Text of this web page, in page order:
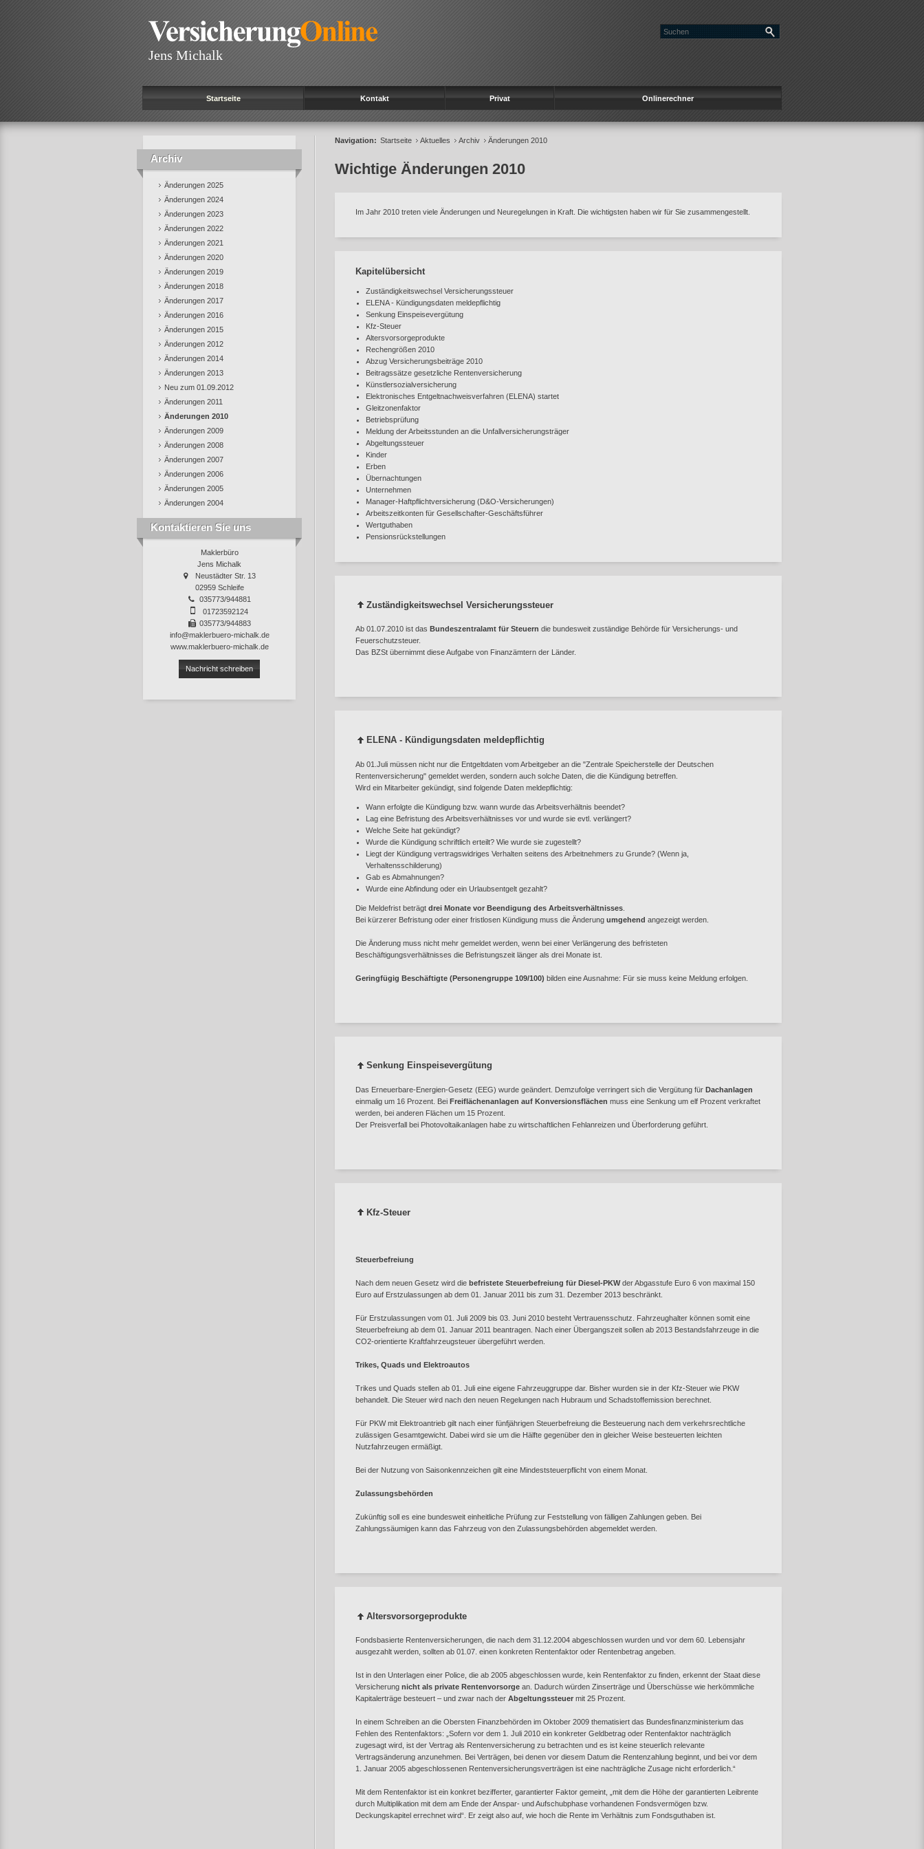
Jens Michalk
Startseite Kontakt Privat Onlinerechner
Archiv
Änderungen 2025
Änderungen 2024
Änderungen 2023
Änderungen 2022
Änderungen 2021
Änderungen 2020
Änderungen 2019
Änderungen 2018
Änderungen 2017
Änderungen 2016
Änderungen 2015
Änderungen 2012
Änderungen 2014
Änderungen 2013
Neu zum 01.09.2012
Änderungen 2011
Änderungen 2010
Änderungen 2009
Änderungen 2008
Änderungen 2007
Änderungen 2006
Änderungen 2005
Änderungen 2004
Kontaktieren Sie uns
Maklerbüro
Jens Michalk
Neustädter Str. 13
02959 Schleife
035773/944881
01723592124
035773/944883
info@maklerbuero-michalk.de
www.maklerbuero-michalk.de
Nachricht schreiben
Navigation: Startseite Aktuelles Archiv Änderungen 2010
Wichtige Änderungen 2010
Im Jahr 2010 treten viele Änderungen und Neuregelungen in Kraft. Die wichtigsten haben wir für Sie zusammengestellt.
Kapitelübersicht
Zuständigkeitswechsel Versicherungssteuer
ELENA - Kündigungsdaten meldepflichtig
Senkung Einspeisevergütung
Kfz-Steuer
Altersvorsorgeprodukte
Rechengrößen 2010
Abzug Versicherungsbeiträge 2010
Beitragssätze gesetzliche Rentenversicherung
Künstlersozialversicherung
Elektronisches Entgeltnachweisverfahren (ELENA) startet
Gleitzonenfaktor
Betriebsprüfung
Meldung der Arbeitsstunden an die Unfallversicherungsträger
Abgeltungssteuer
Kinder
Erben
Übernachtungen
Unternehmen
Manager-Haftpflichtversicherung (D&O-Versicherungen)
Arbeitszeitkonten für Gesellschafter-Geschäftsführer
Wertguthaben
Pensionsrückstellungen
Zuständigkeitswechsel Versicherungssteuer
Ab 01.07.2010 ist das Bundeszentralamt für Steuern die bundesweit zuständige Behörde für Versicherungs- und
Feuerschutzsteuer.
Das BZSt übernimmt diese Aufgabe von Finanzämtern der Länder.
ELENA - Kündigungsdaten meldepflichtig
Ab 01.Juli müssen nicht nur die Entgeltdaten vom Arbeitgeber an die "Zentrale Speicherstelle der Deutschen
Rentenversicherung" gemeldet werden, sondern auch solche Daten, die die Kündigung betreffen.
Wird ein Mitarbeiter gekündigt, sind folgende Daten meldepflichtig:
Wann erfolgte die Kündigung bzw. wann wurde das Arbeitsverhältnis beendet?
Lag eine Befristung des Arbeitsverhältnisses vor und wurde sie evtl. verlängert?
Welche Seite hat gekündigt?
Wurde die Kündigung schriftlich erteilt? Wie wurde sie zugestellt?
Liegt der Kündigung vertragswidriges Verhalten seitens des Arbeitnehmers zu Grunde? (Wenn ja,
Verhaltensschilderung)
Gab es Abmahnungen?
Wurde eine Abfindung oder ein Urlaubsentgelt gezahlt?
Die Meldefrist beträgt drei Monate vor Beendigung des Arbeitsverhältnisses
Bei kürzerer Befristung oder einer fristlosen Kündigung muss die Änderung umgehend angezeigt werden.
Die Änderung muss nicht mehr gemeldet werden, wenn bei einer Verlängerung des befristeten
Beschäftigungsverhältnisses die Befristungszeit länger als drei Monate ist.
Geringfügig Beschäftigte (Personengruppe 109/100) bilden eine Ausnahme: Für sie muss keine Meldung erfolgen.
Senkung Einspeisevergütung
Das Erneuerbare-Energien-Gesetz (EEG) wurde geändert. Demzufolge verringert sich die Vergütung für Dachanlagen
einmalig um 16 Prozent. Bei Freiflächenanlagen auf Konversionsflächen muss eine Senkung um elf Prozent verkraftet
werden, bei anderen Flächen um 15 Prozent.
Der Preisverfall bei Photovoltaikanlagen habe zu wirtschaftlichen Fehlanreizen und Überforderung geführt.
Kfz-Steuer
Steuerbefreiung
Nach dem neuen Gesetz wird die befristete Steuerbefreiung für Diesel-PKWder Abgasstufe Euro 6 von maximal 150
Euro auf Erstzulassungen ab dem 01. Januar 2011 bis zum 31. Dezember 2013 beschränkt.
Für Erstzulassungen vom 01. Juli 2009 bis 03. Juni 2010 besteht Vertrauensschutz. Fahrzeughalter können somit eine
Steuerbefreiung ab dem 01. Januar 2011 beantragen. Nach einer Übergangszeit sollen ab 2013 Bestandsfahrzeuge in die
CO2-orientierte Kraftfahrzeugsteuer übergeführt werden.
Trikes, Quads und Elektroautos
Trikes und Quads stellen ab 01. Juli eine eigene Fahrzeuggruppe dar. Bisher wurden sie in der Kfz-Steuer wie PKW
behandelt. Die Steuer wird nach den neuen Regelungen nach Hubraum und Schadstoffemission berechnet.
Für PKW mit Elektroantrieb gilt nach einer fünfjährigen Steuerbefreiung die Besteuerung nach dem verkehrsrechtliche
zulässigen Gesamtgewicht. Dabei wird sie um die Hälfte gegenüber den in gleicher Weise besteuerten leichten
Nutzfahrzeugen ermäßigt.
Bei der Nutzung von Saisonkennzeichen gilt eine Mindeststeuerpflicht von einem Monat.
Zulassungsbehörden
Zukünftig soll es eine bundesweit einheitliche Prüfung zur Feststellung von fälligen Zahlungen geben. Bei
Zahlungssäumigen kann das Fahrzeug von den Zulassungsbehörden abgemeldet werden.
Altersvorsorgeprodukte
Fondsbasierte Rentenversicherungen, die nach dem 31.12.2004 abgeschlossen wurden und vor dem 60. Lebensjahr
ausgezahlt werden, sollten ab 01.07. einen konkreten Rentenfaktor oder Rentenbetrag angeben.
Ist in den Unterlagen einer Police, die ab 2005 abgeschlossen wurde, kein Rentenfaktor zu finden, erkennt der Staat diese
Versicherung nicht als private Rentenvorsorge an. Dadurch würden Zinserträge und Überschüsse wie herkömmliche
Kapitalerträge besteuert – und zwar nach der Abgeltungssteuer mit 25 Prozent.
In einem Schreiben an die Obersten Finanzbehörden im Oktober 2009 thematisiert das Bundesfinanzministerium das
Fehlen des Rentenfaktors: „Sofern vor dem 1. Juli 2010 ein konkreter Geldbetrag oder Rentenfaktor nachträglich
zugesagt wird, ist der Vertrag als Rentenversicherung zu betrachten und es ist keine steuerlich relevante
Vertragsänderung anzunehmen. Bei Verträgen, bei denen vor diesem Datum die Rentenzahlung beginnt, und bei vor dem
1. Januar 2005 abgeschlossenen Rentenversicherungsverträgen ist eine nachträgliche Zusage nicht erforderlich.“
Mit dem Rentenfaktor ist ein konkret bezifferter, garantierter Faktor gemeint, „mit dem die Höhe der garantierten Leibrente
durch Multiplikation mit dem am Ende der Anspar- und Aufschubphase vorhandenen Fondsvermögen bzw.
Deckungskapitel errechnet wird“. Er zeigt also auf, wie hoch die Rente im Verhältnis zum Fondsguthaben ist.